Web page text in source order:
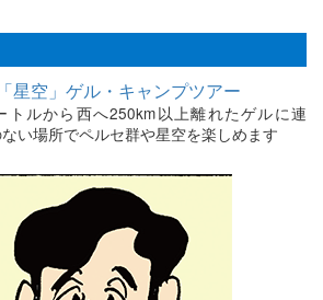
星空」ゲル・キャンプツアー
トルから西へ250km以上離れたゲルに連
い場所でペルセ群や星空を楽しめます